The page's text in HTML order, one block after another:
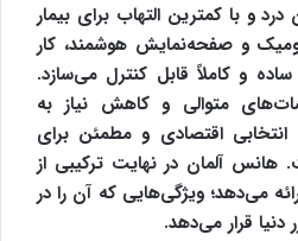
درد و با کمترین التهاب برای بیمار
و صفحه‌نمایش هوشمند، کار
و کاملاً قابل کنترل می‌سازد.
متوالی و کاهش نیاز به
اقتصادی و مطمئن برای
هانس آلمان در نهایت ترکیبی از
می‌دهد؛ ویژگی‌هایی که آن را در
دنیا قرار می‌دهد.